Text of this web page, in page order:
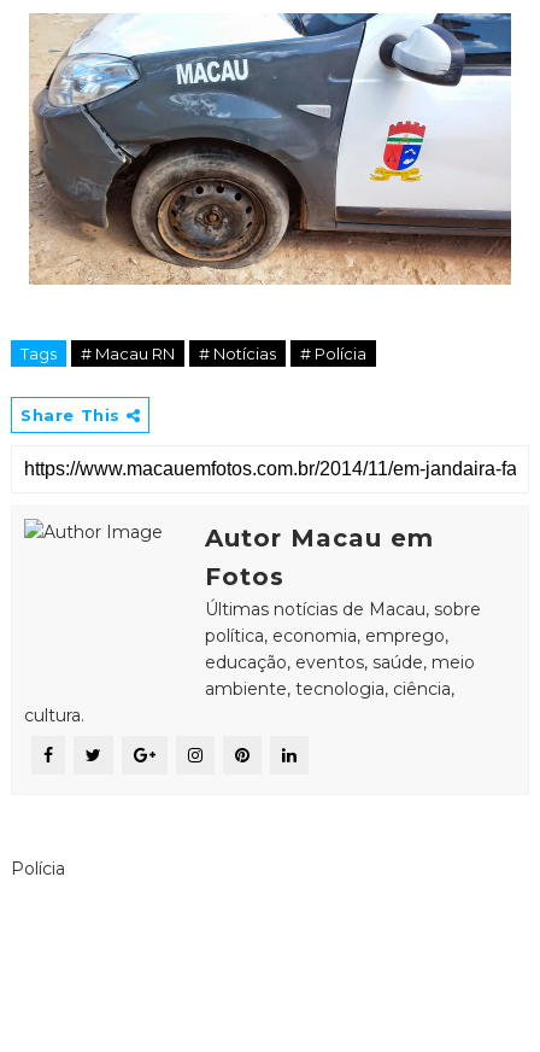
Tags # Macau RN # Notícias # Polícia
Share This
Autor Macau em
Fotos
Últimas notícias de Macau, sobre
política, economia, emprego,
educação, eventos, saúde, meio
ambiente, tecnologia, ciência,
cultura.
Polícia